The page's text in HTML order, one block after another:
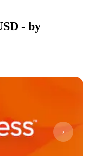
- by